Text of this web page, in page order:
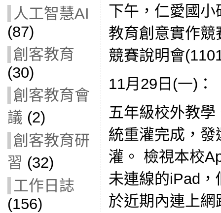
人工智慧AI
(87)
創客教育
(30)
創客教育會
議 (2)
創客教育研
習 (32)
工作日誌
(156)
下午，仁愛國
教育創意實作
競賽說明會
11月29日(一)：
五年級校外教
統重灌完成，
灌。 檢視本校
未連線的iPad
於近期內連上